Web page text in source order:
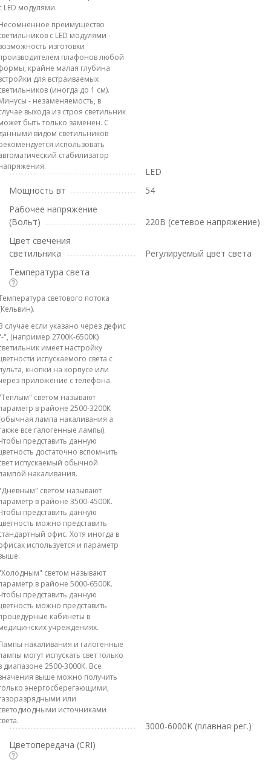
LED модулями.
преимущество
с LED модулями -
изготовки
плафонов любой
крайне малая глубина
для встраиваемых
(иногда до 1 см).
- незаменяемость, в
выхода из строя светильник
быть только заменен. С
видом светильников
использовать
стабилизатор
LED
Мощность вт
54
Рабочее напряжение
(Вольт)
220В (сетевое напряжение)
Цвет свечения
светильника
Регулируемый цвет света
Температура света
светового потока
случае если указано через дефис
", (например 2700К-6500К)
имеет настройку
испускаемого света с
кнопки на корпусе или
приложение с телефона.
светом называют
в районе 2500-3200К
лампа накаливания а
все галогенные лампы).
представить данную
достаточно вспомнить
испускаемый обычной
накаливания.
светом называют
в районе 3500-4500К.
представить данную
можно представить
офис. Хотя иногда в
используется и параметр
светом называют
в районе 5000-6500К.
представить данную
можно представить
кабинеты в
учреждениях.
накаливания и галогенные
могут испускать свет только
диапазоне 2500-3000К. Все
выше можно получить
энергосберегающими,
или
источниками
3000-6000K (плавная рег.)
Цветопередача (CRI)